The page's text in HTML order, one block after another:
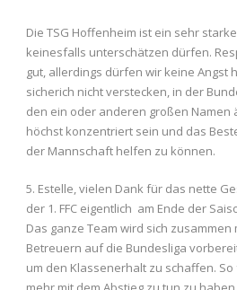
Die TSG Hoffenheim ist ein sehr
keinesfalls unterschätzen dürfen.
gut, allerdings dürfen wir keine Angst
sicherich nicht verstecken, in der
den ein oder anderen großen Namen
höchst konzentriert sein und das
der Mannschaft helfen zu können.
5. Estelle, vielen Dank für das nette
der 1. FFC eigentlich am Ende der
Das ganze Team wird sich
Betreuern auf die Bundesliga
um den Klassenerhalt zu schaffen.